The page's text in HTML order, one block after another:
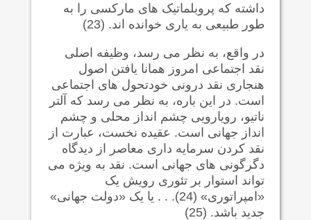
داشته که پروبلماتیک های مارکسی را به
طور طبیعی به یاری خوانده اند. (23)
در واقع، به نظر می رسد، وظیفه اصلی
نقد اجتماعی امروز همانا یافتن اصول
هنجاری نقد درونی خودتحول های اجتماعی
است. در این باره، به نظر می رسد که آلتر
ناتیو، رویارویی چشم انداز محلی و چشم
انداز جهانی است. عقیده نخست، عبارت از
نقد کردن سرمایه داری معاصر از دیدگاه
دگرگونی های جهانی است. نقد به ویژه می
تواند استوار بر تئوری رویش یک
«امپراتوری» (24). . . یا یک «دولت جهانی»
جدید باشد. (25)